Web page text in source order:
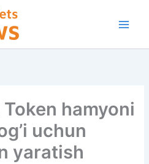
Token hamyoni
uchun
yaratish